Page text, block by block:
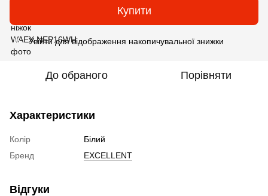
Купити
% Увійтидля відображення накопичувальної знижки
До обраного Порівняти
Характеристики
Колір
Білий
Бренд
EXCELLENT
Відгуки